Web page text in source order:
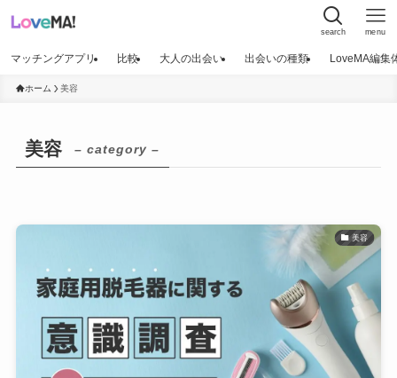
search menu
マッチングアプリ 比較 大人の出会い 出会いの種類 LoveMA編集
ホーム 美容
美容 – category –
美容